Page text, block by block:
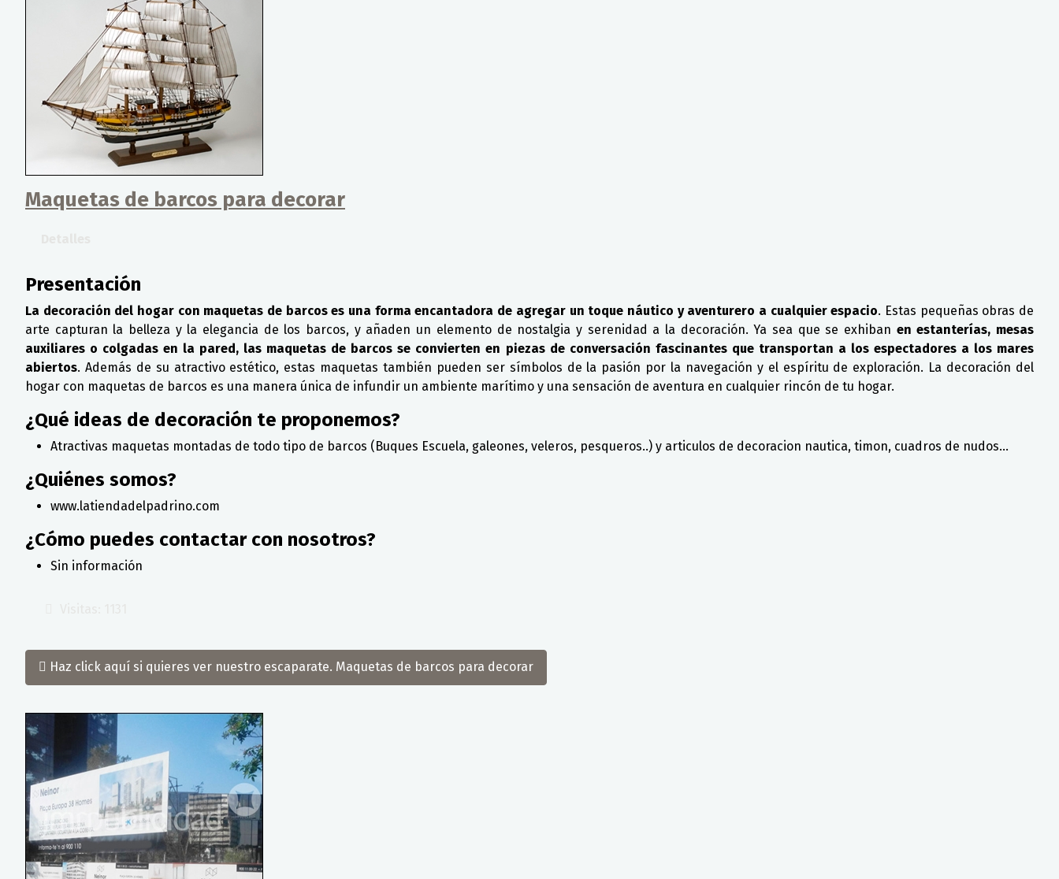
Maquetas de barcos para decorar
Presentación
La decoración del hogar con maquetas de barcos es una forma encantadora de agregar un toque náutico y aventurero a cualquier espacio. Estas pequeñas obras de
arte capturan la belleza y la elegancia de los barcos, y añaden un elemento de nostalgia y serenidad a la decoración. Ya sea que se exhiban en estanterías, mesas
auxiliares o colgadas en la pared, las maquetas de barcos se convierten en piezas de conversación fascinantes que transportan a los espectadores a los mares
abiertos. Además de su atractivo estético, estas maquetas también pueden ser símbolos de la pasión por la navegación y el espíritu de exploración. La decoración del
hogar con maquetas de barcos es una manera única de infundir un ambiente marítimo y una sensación de aventura en cualquier rincón de tu hogar.
¿Qué ideas de decoración te proponemos?
Atractivas maquetas montadas de todo tipo de barcos (Buques Escuela, galeones, veleros, pesqueros..) y articulos de decoracion nautica, timon, cuadros de nudos...
¿Quiénes somos?
www.latiendadelpadrino.com
¿Cómo puedes contactar con nosotros?
Sin información
Haz click aquí si quieres ver nuestro escaparate. Maquetas de barcos para decorar